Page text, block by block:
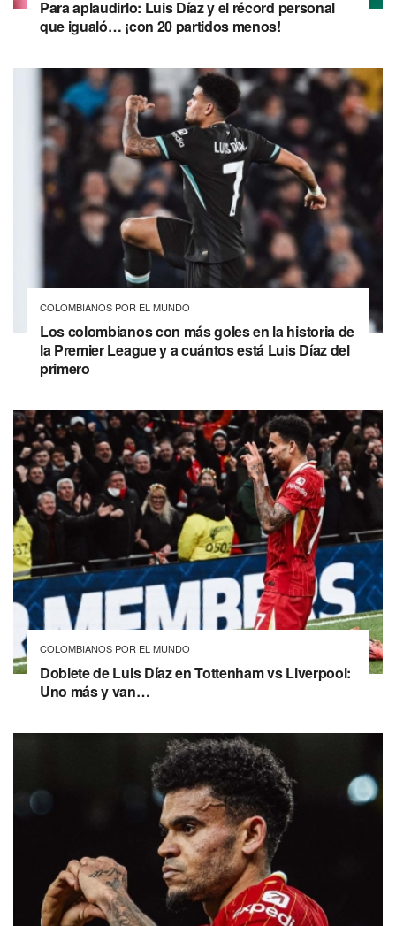
Para aplaudirlo: Luis Díaz y el récord personal
que igualó… ¡con 20 partidos menos!
COLOMBIANOS POR EL MUNDO
Los colombianos con más goles en la historia de
la Premier League y a cuántos está Luis Díaz del
primero
COLOMBIANOS POR EL MUNDO
Doblete de Luis Díaz en Tottenham vs Liverpool:
Uno más y van…